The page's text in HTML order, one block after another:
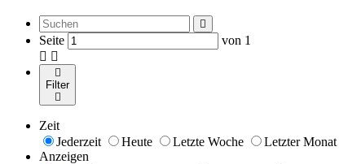
Seite von 1
Filter
Zeit
Jederzeit
Heute Letzte Woche
Letzter Monat
Anzeigen